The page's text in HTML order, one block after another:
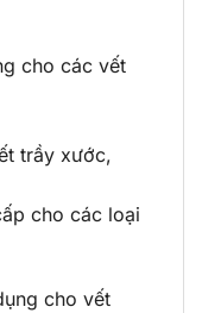
cho các vết
trầy xước,
cho các loại
cho vết